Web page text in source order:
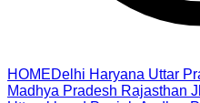
HOMEDelhi Haryana Uttar
Madhya Pradesh Rajasthan